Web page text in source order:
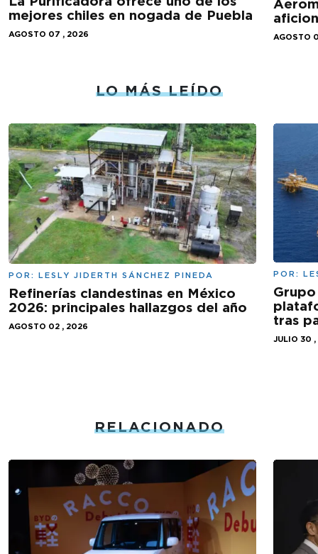
mejores chiles en nogada de Puebla
AGOSTO 07 , 2026 AGOSTO
LO MÁS LEÍDO
POR: LESLY JIDERTH SÁNCHEZ PINEDA
Refinerías clandestinas en México
2026: principales hallazgos del año
AGOSTO 02 , 2026
POR:
tras
JULIO 30
RELACIONADO